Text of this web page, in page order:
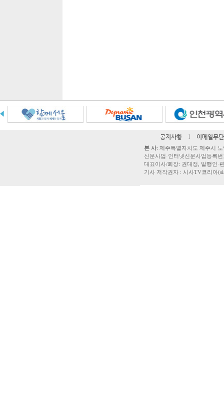
공지사항 l 이메일무
본 사: 제주특별자치도 제주시
신문사업·인터넷신문사업등록
대표이사/회장: 권대정, 발행인·
기사 저작권자 : 시사TV코리아